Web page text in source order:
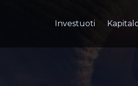
Investuoti